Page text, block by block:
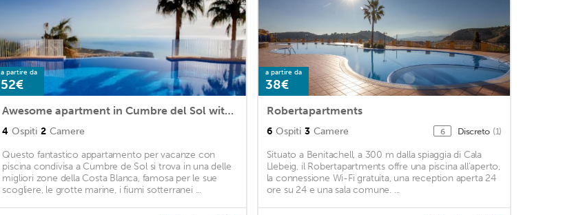
a partire da
52€
Awesome apartment in Cumbre del Sol with WiFi, Outdoor swimming pool and Swimming pool
4 Ospiti 2 Camere
Questo fantastico appartamento per vacanze con
piscina condivisa a Cumbre de Sol si trova in una delle
migliori zone della Costa Blanca, famosa per le sue
scogliere, le grotte marine, i fiumi sotterranei ...
a partire da
38€
Robertapartments
6 Ospiti 3 Camere 6 Discreto (1)
Situato a Benitachell, a 300 m dalla spiaggia di Cala
Llebeig, il Robertapartments offre una piscina all'aperto,
la connessione Wi-Fi gratuita, una reception aperta 24
ore su 24 e una sala comune. ...